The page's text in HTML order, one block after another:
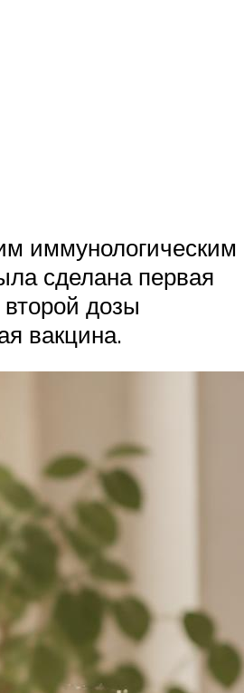
иммунологическим
сделана первая
дозы
вакцина.